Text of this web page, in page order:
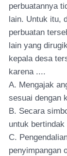
perbuatannya
lain. Untuk itu,
perbuatan
lain yang
kepala desa
karena ....
A. Mengajak
sesuai dengan
B. Secara
untuk
C.
penyimpangan